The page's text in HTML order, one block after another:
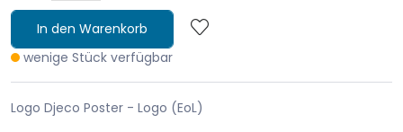
In den Warenkorb
wenige Stück verfügbar
Logo Djeco Poster - Logo (EoL)